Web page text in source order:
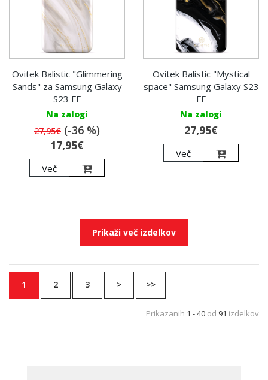
Ovitek Balistic "Glimmering
Sands" za Samsung Galaxy
S23 FE
Na zalogi
27,95€ (-36 %)
17,95€
Več
Ovitek Balistic "Mystical
space" Samsung Galaxy S23
FE
Na zalogi
27,95€
Več
Prikaži več izdelkov
1 2 3 > >>
Prikazanih 1 - 40 od 91 izdelkov